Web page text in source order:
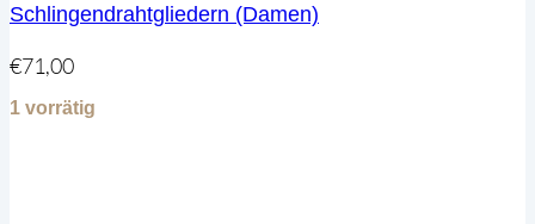
Schlingendrahtgliedern (Damen)
€71,00
1 vorrätig